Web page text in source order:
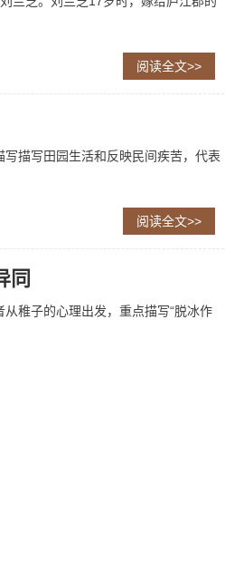
阅读全文>>
描写田园生活和反映民间疾苦，代表
阅读全文>>
同
稚子的心理出发，重点描写“脱冰作